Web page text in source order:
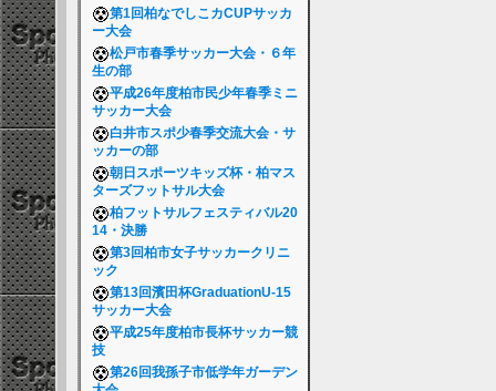
第1回柏なでしこカCUPサッカ
ー大会
松戸市春季サッカー大会・６年
生の部
平成26年度柏市民少年春季ミニ
サッカー大会
白井市スポ少春季交流大会・サ
ッカーの部
朝日スポーツキッズ杯・柏マス
ターズフットサル大会
柏フットサルフェスティバル20
14・決勝
第3回柏市女子サッカークリニ
ック
第13回濱田杯GraduationU-15
サッカー大会
平成25年度柏市長杯サッカー競
技
第26回我孫子市低学年ガーデン